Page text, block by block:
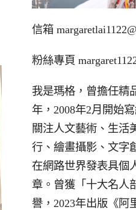
信箱
粉絲專頁
我是瑪格，曾擔任精
年，2008年2月開始
關注人文藝術、生活
行、繪畫攝影、文字
在網路世界發表具個
章。曾獲「十大名人
譽，2023年出版《阿